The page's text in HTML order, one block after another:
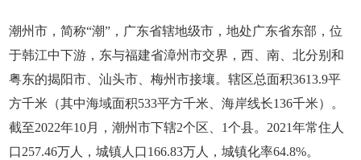
潮州市，简称“潮”，广东省辖地级市，地处广东省东部，位
于韩江中下游，东与福建省漳州市交界，西、南、北分别和
粤东的揭阳市、汕头市、梅州市接壤。辖区总面积3613.9平
方千米（其中海域面积533平方千米、海岸线长136千米）。
截至2022年10月，潮州市下辖2个区、1个县。2021年常住人
口257.46万人，城镇人口166.83万人，城镇化率64.8%。